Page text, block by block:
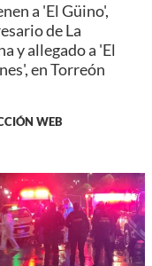
a 'El Güino',
de La
y allegado a 'El
en Torreón
WEB